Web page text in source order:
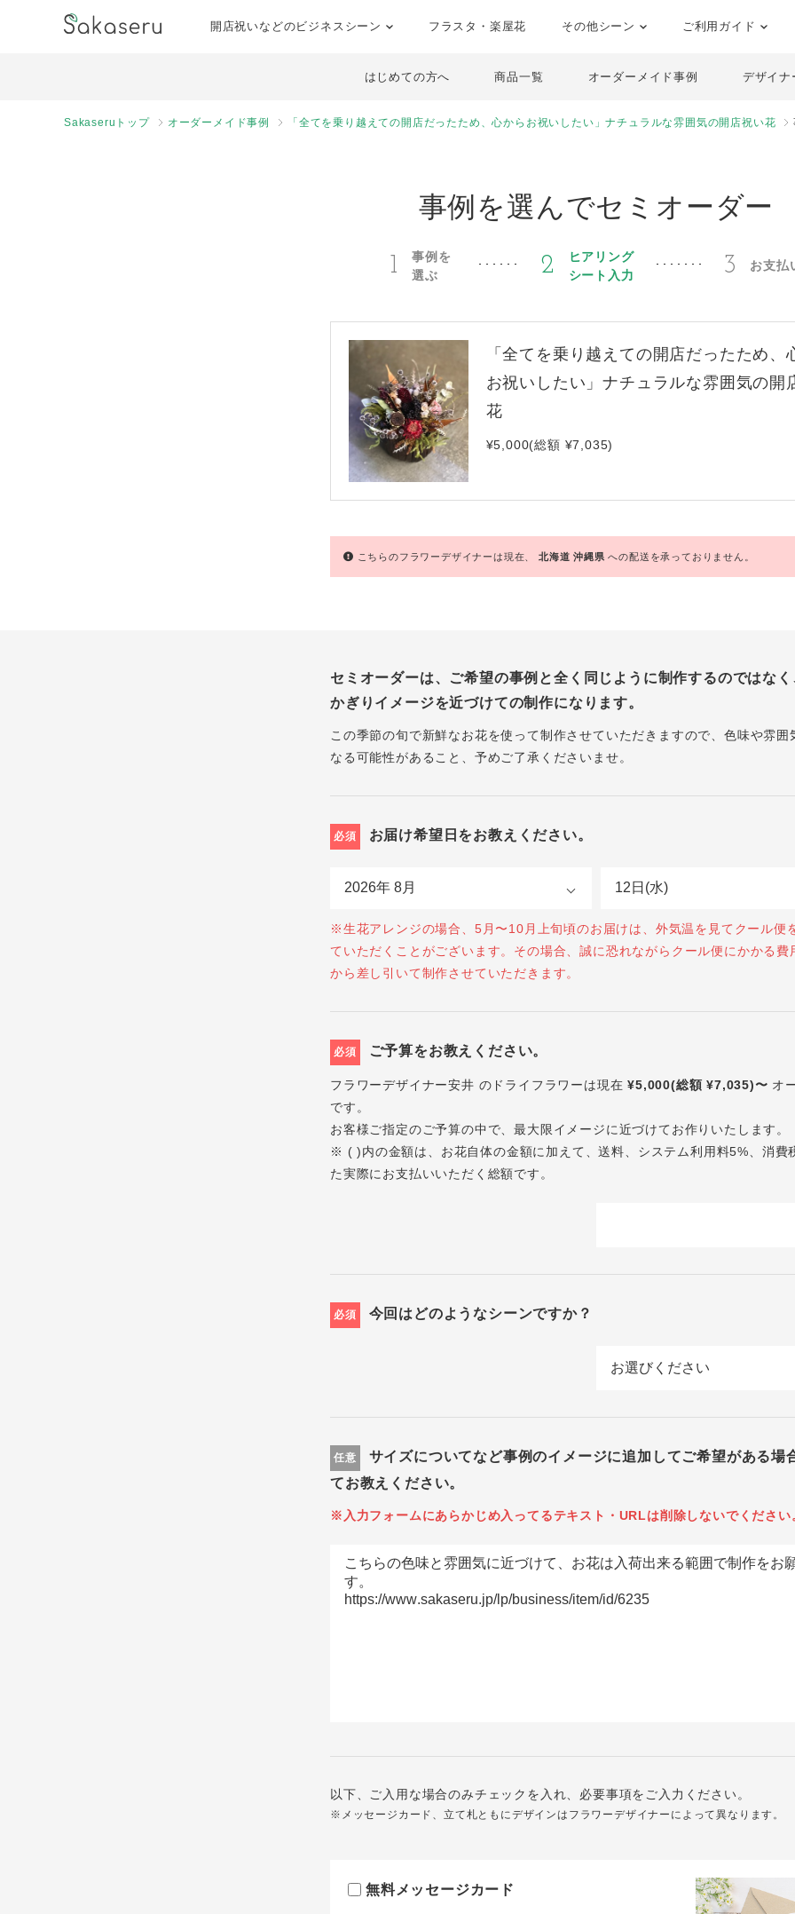
開店祝いなどのビジネスシーン フラスタ・楽屋花 その他シーン ご利用ガイド
はじめての方へ 商品一覧 オーダーメイド事例 デザイナ
Sakaseruトップ オーダーメイド事例 「全てを乗り越えての開店だったため、心からお祝いしたい」ナチュラルな雰囲気の開店祝い花
事例を選んでセミオーダー
1
事例を
選ぶ
2
ヒアリング
シート入力
3 お支払
「全てを乗り越えての開店だったため、
お祝いしたい」ナチュラルな雰囲気の開
花
¥5,000(総額 ¥7,035)
こちらのフラワーデザイナーは現在、北海道沖縄県への配送を承っておりません。
セミオーダーは、ご希望の事例と全く同じように制作するのではな
かぎりイメージを近づけての制作になります。
この季節の旬で新鮮なお花を使って制作させていただきますので、色味や雰囲
なる可能性があること、予めご了承くださいませ。
必須 お届け希望日をお教えください。
※生花アレンジの場合、5月〜10月上旬頃のお届けは、外気温を見てクール便
ていただくことがございます。その場合、誠に恐れながらクール便にかかる費
から差し引いて制作させていただきます。
必須 ご予算をお教えください。
フラワーデザイナー安井 のドライフラワーは現在¥5,000(総額 ¥7,035)〜 オ
です。
お客様ご指定のご予算の中で、最大限イメージに近づけてお作りいたします。
※ ( )内の金額は、お花自体の金額に加えて、送料、システム利用料5%、消費
た実際にお支払いいただく総額です。
必須 今回はどのようなシーンですか？
任意
サイズについてなど事例のイメージに追加してご希望がある場
てお教えください。
※入力フォームにあらかじめ入ってるテキスト・URLは削除しないでください
以下、ご入用な場合のみチェックを入れ、必要事項をご入力ください。
※メッセージカード、立て札ともにデザインはフラワーデザイナーによって異なります。
無料メッセージカード